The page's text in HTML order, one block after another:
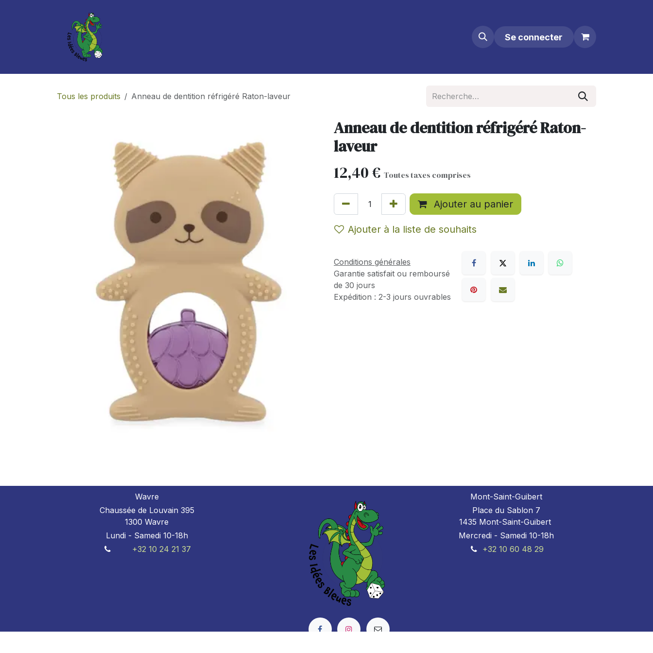
Se connecter
Tous les produits Anneau de dentition réfrigéré Raton-laveur
Anneau de dentition réfrigéré Raton-
laveur
12,40€ Toutes taxes comprises
Ajouter au panier
Ajouter à la liste de souhaits
Conditions générales
Garantie satisfait ou remboursé
de 30 jours
Expédition : 2-3 jours ouvrables
Wavre
Chaussée de Louvain 395
1300 Wavre
Lundi - Samedi 10-18h
+32 10 24 21 37
Mont-Saint-Guibert
Place du Sablon 7
1435 Mont-Saint-Guibert
Mercredi - Samedi 10-18h
+32 10 60 48 29